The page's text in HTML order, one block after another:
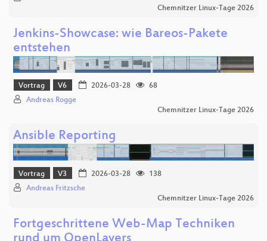
Chemnitzer Linux-Tage 2026
Jenkins-Showcase: wie Bareos-Pakete
entstehen
Vortrag V6 2026-03-28
68
Andreas Rogge
Chemnitzer Linux-Tage 2026
Ansible Reporting
Vortrag V3 2026-03-28
138
Andreas Fritzsche
Chemnitzer Linux-Tage 2026
Fortgeschrittene Web-Map Techniken